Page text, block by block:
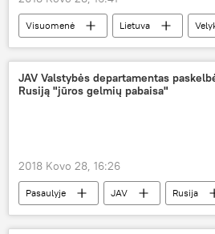
Visuomenė Lietuva
margučiai
kiaušiniai
Medicina ir sveikata
JAV Valstybės departamentas
Rusiją "jūros gelmių pabaisa"
2018 Kovo 28, 16:26
Pasaulyje JAV
Rusija
diplomatija